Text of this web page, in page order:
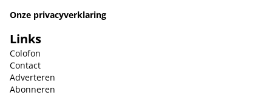
Onze privacyverklaring
Links
Colofon
Contact
Adverteren
Abonneren